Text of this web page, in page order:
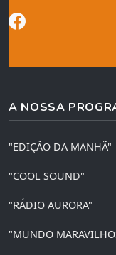
A NOSSA
"EDIÇÃO DA MANHÃ"
"COOL SOUND"
"RÁDIO AURORA"
"MUNDO